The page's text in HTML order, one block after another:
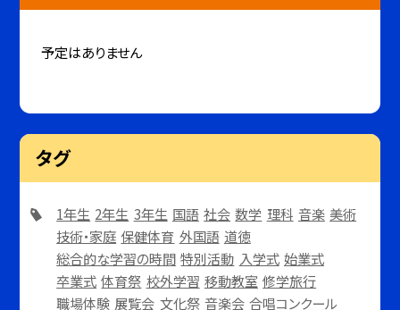
予定はありません
タグ
1年生 2年生 3年生 国語 社会 数学 理科 音楽 美術
技術・家庭 保健体育 外国語 道徳
総合的な学習の時間 特別活動 入学式 始業式
卒業式 体育祭 校外学習 移動教室 修学旅行
職場体験 展覧会 文化祭 音楽会 合唱コンクール